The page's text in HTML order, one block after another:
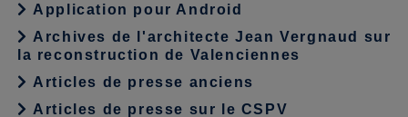
Application pour Android
Archives de l'architecte Jean Vergnaud sur
la reconstruction de Valenciennes
Articles de presse anciens
Articles de presse sur le CSPV